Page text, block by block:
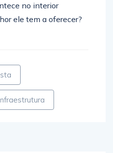
no interior
ele tem a oferecer?